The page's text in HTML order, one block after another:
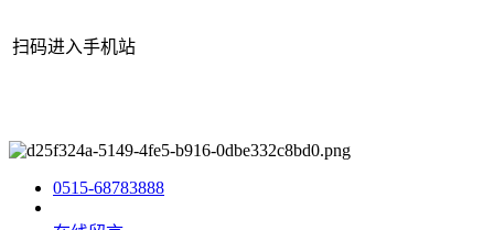
扫码进入手机站
0515-68783888